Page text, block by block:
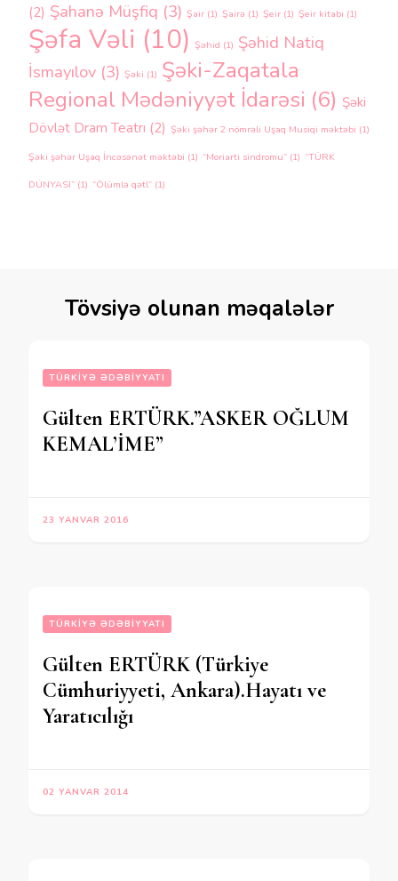
(2) Şahanə Müşfiq (3) Şair (1) Şairə (1) Şeir (1) Şeir kitabı (1)
Şəfa Vəli (10) Şəhid (1) Şəhid Natiq
İsmayılov (3) Şəki (1) Şəki-Zaqatala
Regional Mədəniyyət İdarəsi (6) Şəki
Dövlət Dram Teatrı (2) Şəki şəhər 2 nömrəli Uşaq Musiqi məktəbi (1)
Şəki şəhər Uşaq İncəsənət məktəbi (1) “Moriarti sindromu” (1) “TÜRK
DÜNYASI” (1) “Ölümlə qətl” (1)
Tövsiyə olunan məqalələr
TÜRKIYƏ ƏDƏBIYYATI
Gülten ERTÜRK.”ASKER OĞLUM
KEMAL’İME”
23 YANVAR 2016
TÜRKIYƏ ƏDƏBIYYATI
Gülten ERTÜRK (Türkiye
Cümhuriyyeti, Ankara).Hayatı ve
Yaratıcılığı
02 YANVAR 2014